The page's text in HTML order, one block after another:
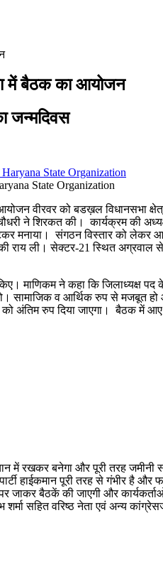
में बैठक का आयोजन
जन्मदिवस
State Organization
वीरवर को बडख़ल विधानसभा
ने शिरकत की। कार्यक्रम की
मनाया। संगठन विस्तार को
राय ली। सेक्टर-21 स्थित
माणिकम ने कहा कि जिलाध्यक्ष
सामाजिक व आर्थिक रुप से
को अंतिम रुप दिया जाएगा। बैठक
में रखकर बनेगा और पूरी तरह
हाईकमान पूरी तरह से गंभीर है
बैठकें की जाएगी और
शर्मा सहित वरिष्ठ नेता एवं अन्य